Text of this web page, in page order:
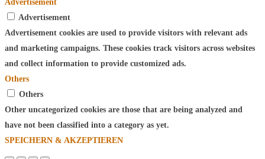
Advertisement
Advertisement
Advertisement cookies are used to provide visitors with relevant ads
and marketing campaigns. These cookies track visitors across websites
and collect information to provide customized ads.
Others
Others
Other uncategorized cookies are those that are being analyzed and
have not been classified into a category as yet.
SPEICHERN & AKZEPTIEREN